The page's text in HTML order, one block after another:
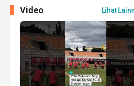
Lihat
Video